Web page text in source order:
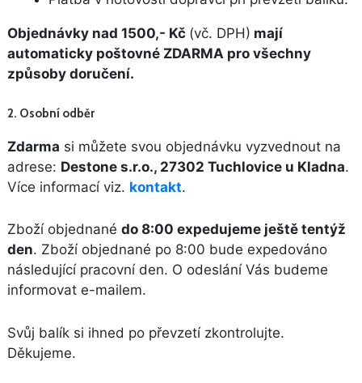
Objednávky nad 1500,- Kč (vč. DPH) mají
automaticky poštovné ZDARMA pro všechny
způsoby doručení.
2. Osobní odběr
Zdarma si můžete svou objednávku vyzvednout na
adrese: Destone s.r.o., 27302 Tuchlovice u Kladna.
Více informací viz. kontakt.
Zboží objednanédo 8:00 expedujeme ještě tentýž
den. Zboží objednané po 8:00 bude expedováno
následující pracovní den. O odeslání Vás budeme
informovat e-mailem.
Svůj balík si ihned po převzetí zkontrolujte.
Děkujeme.